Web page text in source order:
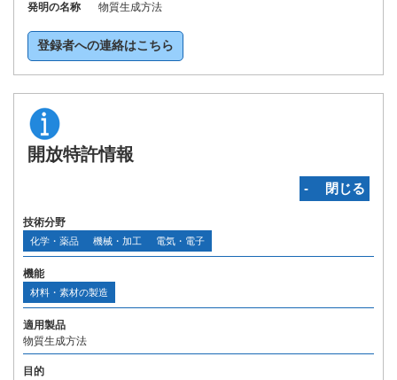
発明の名称
物質生成方法
登録者への連絡はこちら
開放特許情報
‐ 閉じる
技術分野
化学・薬品 機械・加工 電気・電子
機能
材料・素材の製造
適用製品
物質生成方法
目的